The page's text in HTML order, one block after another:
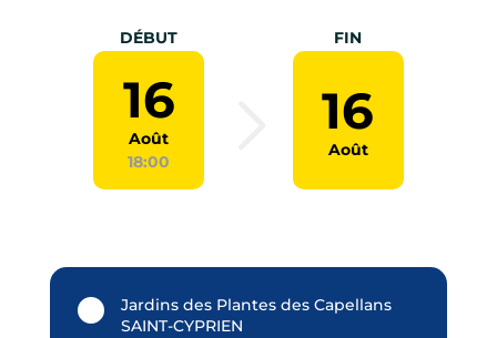
DÉBUT
16
Août
18:00
FIN
16
Août
Jardins des Plantes des Capellans
SAINT-CYPRIEN